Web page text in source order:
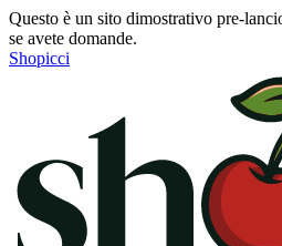
Questo è un sito dimostrativo pre-
se avete domande.
Shopicci